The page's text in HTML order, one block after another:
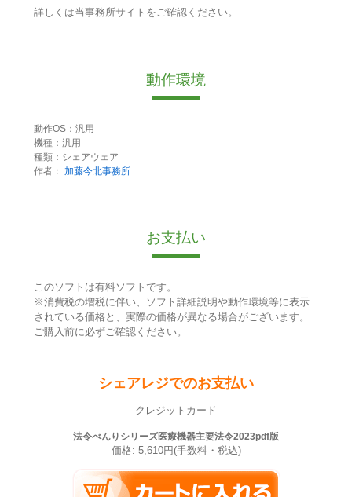
詳しくは当事務所サイトをご確認ください。
動作環境
動作OS：汎用
機種：汎用
種類：シェアウェア
作者： 加藤今北事務所
お支払い
このソフトは有料ソフトです。
※消費税の増税に伴い、ソフト詳細説明や動作環境等に表示
されている価格と、実際の価格が異なる場合がございます。
ご購入前に必ずご確認ください。
シェアレジでのお支払い
クレジットカード
法令べんりシリーズ医療機器主要法令2023pdf版
価格: 5,610円(手数料・税込)